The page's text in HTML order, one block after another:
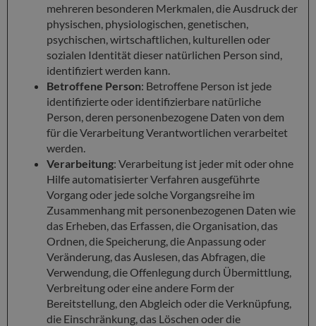
mehreren besonderen Merkmalen, die Ausdruck der
physischen, physiologischen, genetischen,
psychischen, wirtschaftlichen, kulturellen oder
sozialen Identität dieser natürlichen Person sind,
identifiziert werden kann.
Betroffene Person: Betroffene Person ist jede
identifizierte oder identifizierbare natürliche
Person, deren personenbezogene Daten von dem
für die Verarbeitung Verantwortlichen verarbeitet
werden.
Verarbeitung: Verarbeitung ist jeder mit oder ohne
Hilfe automatisierter Verfahren ausgeführte
Vorgang oder jede solche Vorgangsreihe im
Zusammenhang mit personenbezogenen Daten wie
das Erheben, das Erfassen, die Organisation, das
Ordnen, die Speicherung, die Anpassung oder
Veränderung, das Auslesen, das Abfragen, die
Verwendung, die Offenlegung durch Übermittlung,
Verbreitung oder eine andere Form der
Bereitstellung, den Abgleich oder die Verknüpfung,
die Einschränkung, das Löschen oder die